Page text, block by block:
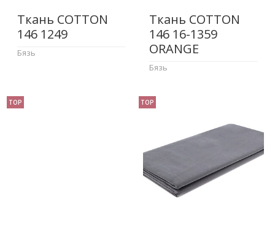
Ткань COTTON
146 1249
Бязь
Ткань COTTON
146 16-1359
ORANGE
Бязь
TOP TOP